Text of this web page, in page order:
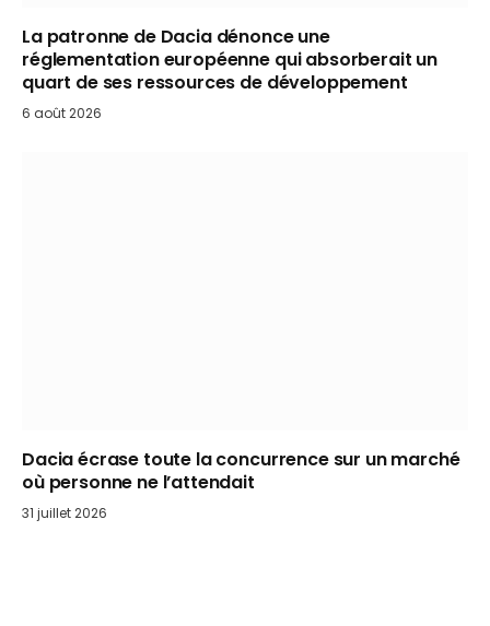
La patronne de Dacia dénonce une
réglementation européenne qui absorberait un
quart de ses ressources de développement
6 août 2026
Dacia écrase toute la concurrence sur un marché
où personne ne l’attendait
31 juillet 2026